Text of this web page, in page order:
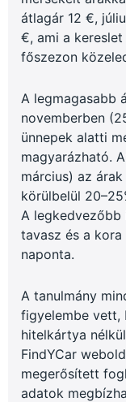
átlagár 12 €,
€, ami a
főszezon
A legmagasabb
novemberben
ünnepek alatti
magyarázható.
március) az
körülbelül
A legkedvezőbb
tavasz és a kora
naponta.
A tanulmány
figyelembe vett,
hitelkártya
FindYCar
megerősített
adatok